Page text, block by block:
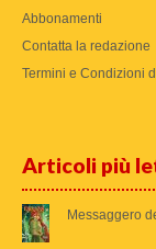
Abbonamenti
Contatta la redazione
Termini e Condizioni
Articoli più
Messaggero